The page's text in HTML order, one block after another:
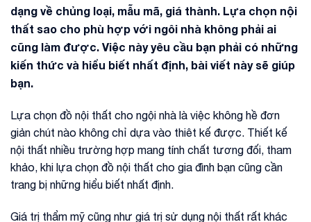
dạng về chủng loại, mẫu mã, giá thành. Lựa chọn nội
thất sao cho phù hợp với ngôi nhà không phải ai
cũng làm được. Việc này yêu cầu bạn phải có những
kiến thức và hiểu biết nhất định, bài viết này sẽ giúp
bạn.
Lựa chọn đồ nội thất cho ngội nhà là việc không hề đơn
giản chút nào không chỉ dựa vào thiêt kế được. Thiết kế
nội thất nhiều trường hợp mang tính chất tương đối, tham
khảo, khi lựa chọn đồ nội thất cho gia đình bạn cũng cần
trang bị những hiểu biết nhất định.
Giá trị thẩm mỹ cũng như giá trị sử dụng nội thất rất khác